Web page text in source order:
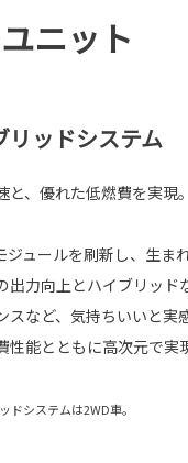
ニット
リッドシステム
、優れた低燃費を実現。
ジュールを刷新し、生ま
出力向上とハイブリッ
スなど、気持ちいいと
性能とともに高次元で実
システムは2WD車。